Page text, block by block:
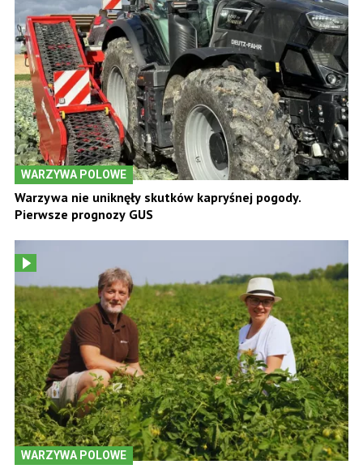
WARZYWA POLOWE
Warzywa nie uniknęły skutków kapryśnej pogody.
Pierwsze prognozy GUS
WARZYWA POLOWE